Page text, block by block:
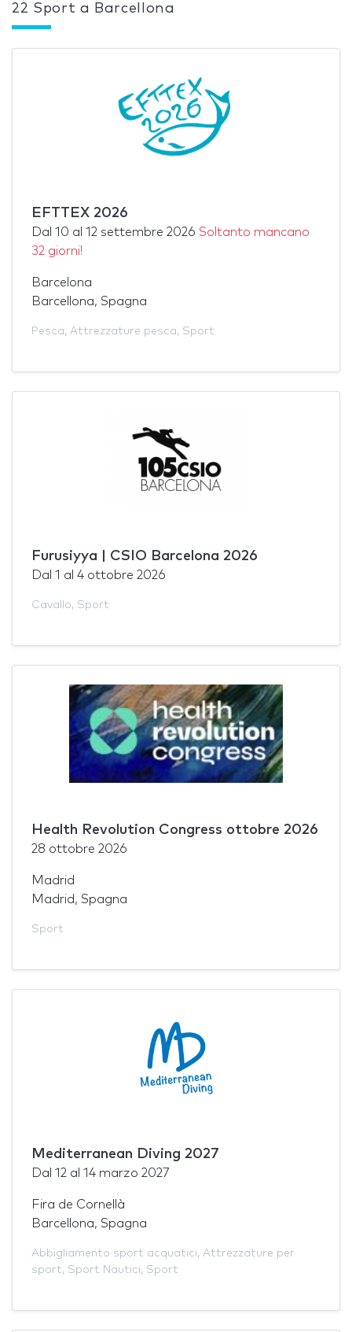
22 Sport a Barcellona
EFTTEX 2026
Dal 10 al 12 settembre 2026 Soltanto mancano
32 giorni!
Barcelona
Barcellona, Spagna
Pesca, Attrezzature pesca, Sport
Furusiyya | CSIO Barcelona 2026
Dal 1 al 4 ottobre 2026
Cavallo, Sport
Health Revolution Congress ottobre 2026
28 ottobre 2026
Madrid
Madrid, Spagna
Sport
Mediterranean Diving 2027
Dal 12 al 14 marzo 2027
Fira de Cornellà
Barcellona, Spagna
Abbigliamento sport acquatici, Attrezzature per
sport, Sport Nautici, Sport